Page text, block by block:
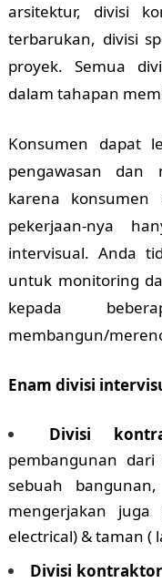
arsitektur, divisi
terbarukan, divisi
proyek. Semua
dalam tahapan
Konsumen dapat
pengawasan dan
karena konsumen
pekerjaan-nya
intervisual. Anda
untuk monitoring
kepada
membangun/
Enam divisi
Divisi
pembangunan
sebuah
mengerjakan
electrical) & taman (
Divisi